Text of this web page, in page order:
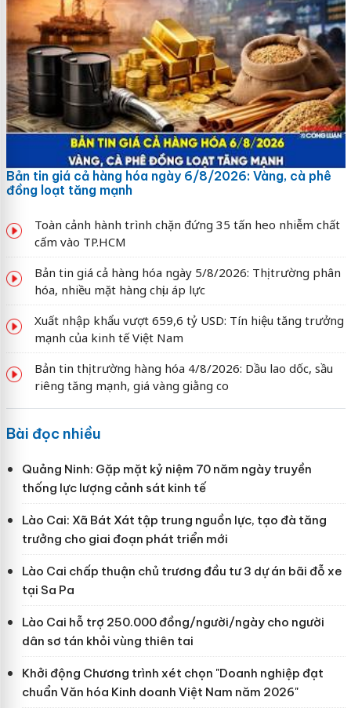
Bản tin giá cả hàng hóa ngày 6/8/2026: Vàng, cà phê
đồng loạt tăng mạnh
Toàn cảnh hành trình chặn đứng 35 tấn heo nhiễm chất
cấm vào TP.HCM
Bản tin giá cả hàng hóa ngày 5/8/2026: Thị trường phân
hóa, nhiều mặt hàng chịu áp lực
Xuất nhập khẩu vượt 659,6 tỷ USD: Tín hiệu tăng trưởng
mạnh của kinh tế Việt Nam
Bản tin thị trường hàng hóa 4/8/2026: Dầu lao dốc, sầu
riêng tăng mạnh, giá vàng giằng co
Bài đọc nhiều
Quảng Ninh: Gặp mặt kỷ niệm 70 năm ngày truyền
thống lực lượng cảnh sát kinh tế
Lào Cai: Xã Bát Xát tập trung nguồn lực, tạo đà tăng
trưởng cho giai đoạn phát triển mới
Lào Cai chấp thuận chủ trương đầu tư 3 dự án bãi đỗ xe
tại Sa Pa
Lào Cai hỗ trợ 250.000 đồng/người/ngày cho người
dân sơ tán khỏi vùng thiên tai
Khởi động Chương trình xét chọn "Doanh nghiệp đạt
chuẩn Văn hóa Kinh doanh Việt Nam năm 2026"